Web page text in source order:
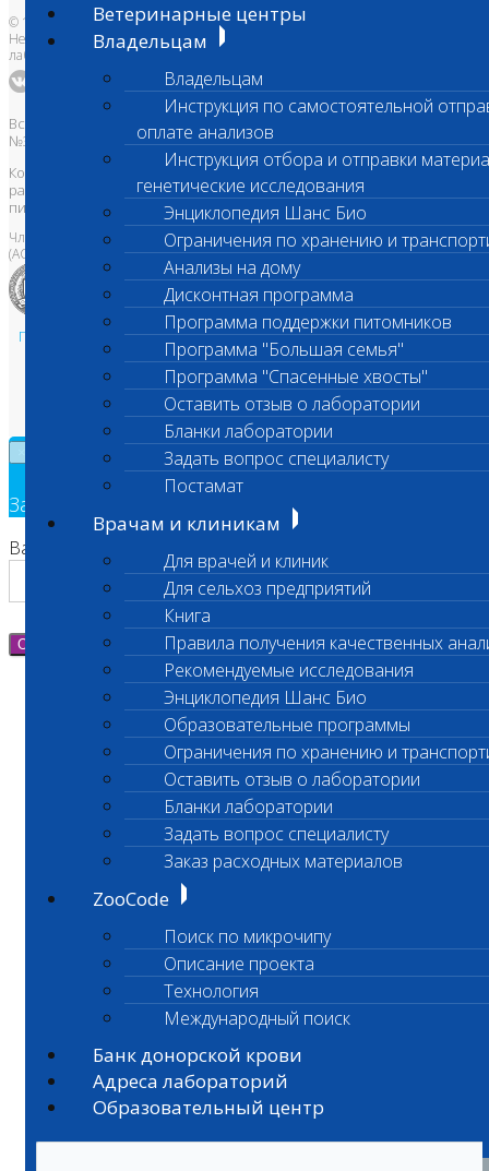
Ветеринарные центры
Владельцам
Владельцам
Инструкция по самостоятельной
оплате анализов
Инструкция отбора и отправки
генетические исследования
Энциклопедия Шанс Био
Ограничения по хранению и
Анализы на дому
Дисконтная программа
Программа поддержки питомников
Программа "Большая семья"
Программа "Спасенные хвосты"
Оставить отзыв о лаборатории
Бланки лаборатории
Задать вопрос специалисту
Постамат
Врачам и клиникам
Для врачей и клиник
Для сельхоз предприятий
Книга
Правила получения качественных
Рекомендуемые исследования
Энциклопедия Шанс Био
Образовательные программы
Ограничения по хранению и
Оставить отзыв о лаборатории
Бланки лаборатории
Задать вопрос специалисту
Заказ расходных материалов
ZooCode
Поиск по микрочипу
Описание проекта
Технология
Международный поиск
Банк донорской крови
Адреса лабораторий
Образовательный центр
© 1996-2026
Независимая ветеринарная
лаборатория Шанс Био
Все права защищены и охраняются законом. Товарный знак
№395740 от 2008 г. ООО "ШАНС БИО"
Копирование, тиражирование, а также использование материалов,
размещенных на сайтеwww.vetlab.ruвозможно только с
письменного разрешения Правообладателя
Член Национальной ветеринарной палаты
(АСРО НВП)
Политика в области персональных данных и конфиденциальности
Пользовательское соглашение
Техническая поддержка
Заявка на обратный звонок
Ваш номер телефона
Отправить